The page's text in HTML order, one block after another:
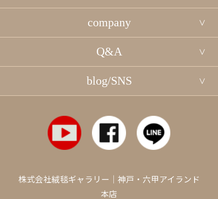
company
Q&A
blog/SNS
株式会社絨毯ギャラリー｜神戸・六甲アイランド
本店